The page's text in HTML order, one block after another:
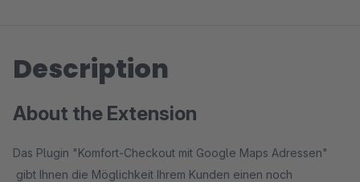
Description
About the Extension
Das Plugin "Komfort-Checkout mit Google Maps Adressen"
gibt Ihnen die Möglichkeit Ihrem Kunden einen noch